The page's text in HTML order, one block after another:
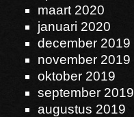
maart 2020
januari 2020
december 2019
november 2019
oktober 2019
september 2019
augustus 2019